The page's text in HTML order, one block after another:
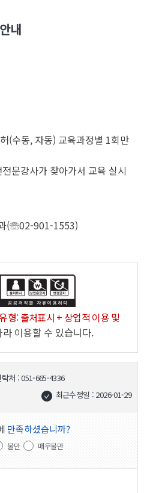
내
(수동, 자동) 교육과정별 1회만
문강사가 찾아가서 교육 실시
(☏02-901-1553)
형: 출처표시 + 상업적 이용 및
라 이용할 수 있습니다.
락처 : 051-665-4336
최근수정일 : 2026-01-29
만족하셨습니까?
불만 매우불만